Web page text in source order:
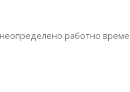
работно